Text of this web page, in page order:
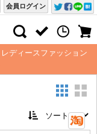
会員ログイン
レディースファッション